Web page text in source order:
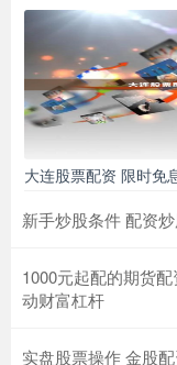
大连股票配资 限时免
新手炒股条件 配资
1000元起配的期货
动财富杠杆
实盘股票操作 金股